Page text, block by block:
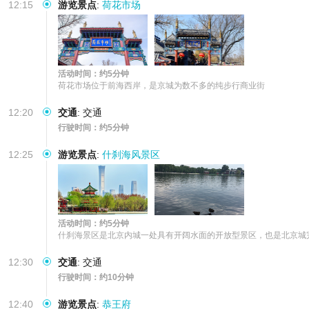
12:15 游览景点: 荷花市场
活动时间：约5分钟
荷花市场位于前海西岸，是京城为数不多的纯步行商业街
12:20 交通: 交通
行驶时间：约5分钟
12:25 游览景点: 什刹海风景区
活动时间：约5分钟
什刹海景区是北京内城一处具有开阔水面的开放型景区，也是北京城
12:30 交通: 交通
行驶时间：约10分钟
12:40 游览景点: 恭王府